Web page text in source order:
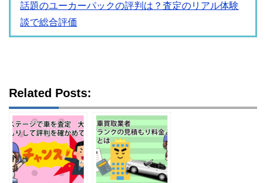
話題のユーカーパックの評判は？査定のリアル体験
談で総合評価
Related Posts: